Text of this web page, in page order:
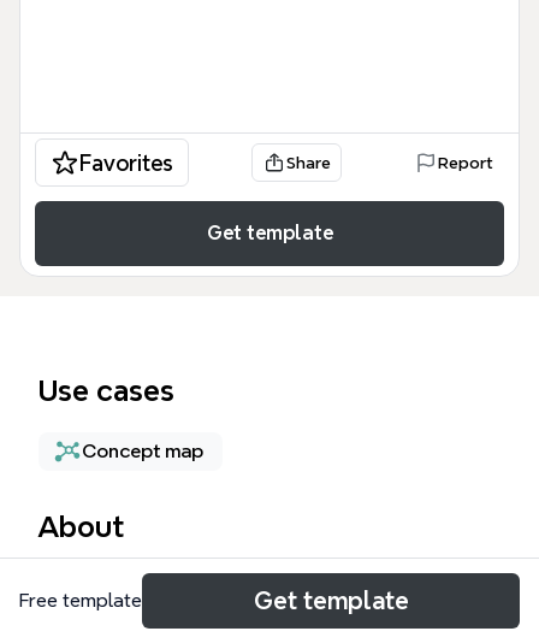
Favorites Share Report
Get template
Use cases
Concept map
About
未來社會架構轉變 mind map 模板是一個深度分析社會
演進趨勢的專業工具，特別聚焦於新一代群體對社會結
Free template Get template